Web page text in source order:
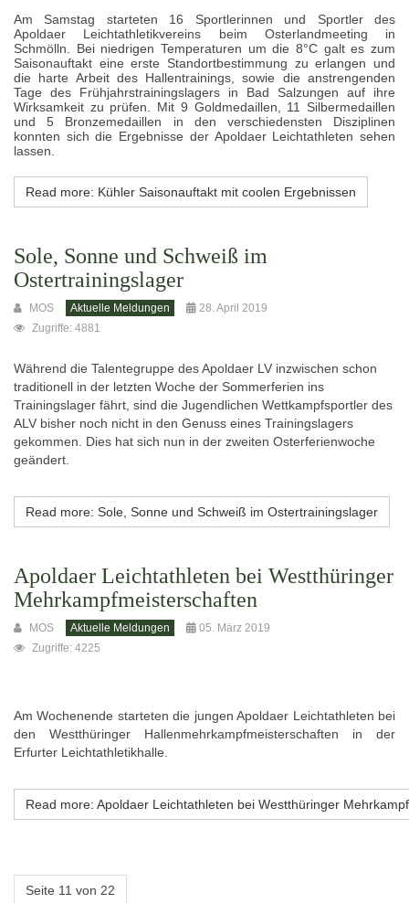
Am Samstag starteten 16 Sportlerinnen und Sportler des
Apoldaer Leichtathletikvereins beim Osterlandmeeting in
Schmölln. Bei niedrigen Temperaturen um die 8°C galt es zum
Saisonauftakt eine erste Standortbestimmung zu erlangen und
die harte Arbeit des Hallentrainings, sowie die anstrengenden
Tage des Frühjahrstrainingslagers in Bad Salzungen auf ihre
Wirksamkeit zu prüfen. Mit 9 Goldmedaillen, 11 Silbermedaillen
und 5 Bronzemedaillen in den verschiedensten Disziplinen
konnten sich die Ergebnisse der Apoldaer Leichtathleten sehen
lassen.
Read more: Kühler Saisonauftakt mit coolen Ergebnissen
Sole, Sonne und Schweiß im
Ostertrainingslager
MOS Aktuelle Meldungen
28. April 2019
Zugriffe: 4881
Während die Talentegruppe des Apoldaer LV inzwischen schon
traditionell in der letzten Woche der Sommerferien ins
Trainingslager fährt, sind die Jugendlichen Wettkampfsportler des
ALV bisher noch nicht in den Genuss eines Trainingslagers
gekommen. Dies hat sich nun in der zweiten Osterferienwoche
geändert.
Read more: Sole, Sonne und Schweiß im Ostertrainingslager
Apoldaer Leichtathleten bei Westthüringer
Mehrkampfmeisterschaften
MOS Aktuelle Meldungen
05. März 2019
Zugriffe: 4225
Am Wochenende starteten die jungen Apoldaer Leichtathleten bei
den Westthüringer Hallenmehrkampfmeisterschaften in der
Erfurter Leichtathletikhalle.
Read more: Apoldaer Leichtathleten bei Westthüringer
Seite 11 von 22